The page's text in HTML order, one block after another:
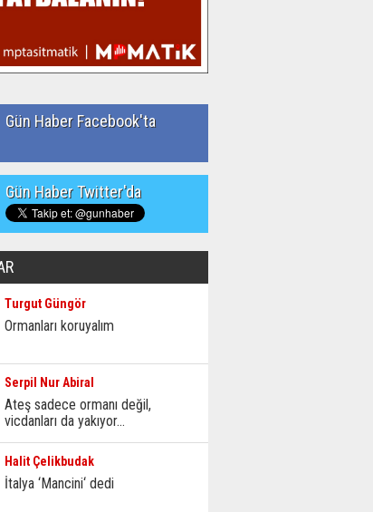
Gün Haber Facebook'ta
Gün Haber Twitter'da
Turgut Güngör
Ormanları koruyalım
Serpil Nur Abiral
Ateş sadece ormanı değil,
vicdanları da yakıyor...
Halit Çelikbudak
İtalya ‘Mancini‘ dedi